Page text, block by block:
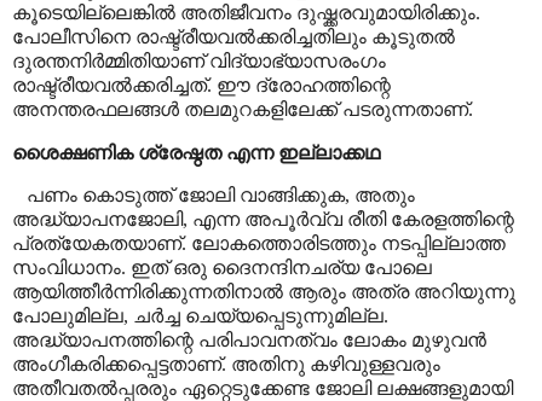
കൂടെയില്ലെങ്കിൽ അതിജീവനം ദുഷ്ക്കരവുമായിരിക്കും.
പോലീസിനെ രാഷ്ട്രീയവൽക്കരിച്ചതിലും കൂടുതൽ
ദുരന്തനിർമ്മിതിയാണ് വിദ്യാഭ്യാസരംഗം
രാഷ്ട്രീയവൽക്കരിച്ചത്. ഈ ദ്രോഹത്തിന്റെ
അനന്തരഫലങ്ങൾ തലമുറകളിലേക്ക് പടരുന്നതാണ്.
ശൈക്ഷണിക ശ്രേഷ്ഠത എന്ന ഇല്ലാക്കഥ
പണം കൊടുത്ത് ജോലി വാങ്ങിക്കുക, അതും
അദ്ധ്യാപനജോലി , എന്ന അപൂർവ്വ രീതി കേരളത്തിന്റെ
പ്രത്യേകതയാണ്. ലോകത്തൊരിടത്തും നടപ്പില്ലാത്ത
സംവിധാനം. ഇത് ഒരു ദൈനന്ദിനചര്യ പോലെ
ആയിത്തീർന്നിരിക്കുന്നതിനാൽ ആരും അത്ര അറിയുന്നു
പോലുമില്ല, ചർച്ച ചെയ്യപ്പെടുന്നുമില്ല.
അദ്ധ്യാപനത്തിന്റെ പരിപാവനത്വം ലോകം മുഴുവൻ
അംഗീകരിക്കപ്പെട്ടതാണ്. അതിനു കഴിവുള്ളവരും
അതീവതൽപ്പരരും ഏറ്റെടുക്കേണ്ട ജോലി ലക്ഷങ്ങളുമായി